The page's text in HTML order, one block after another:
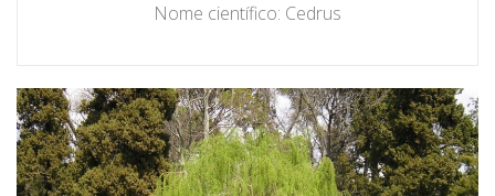
Nome científico: Cedrus